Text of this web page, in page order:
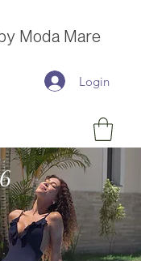
Moda Mare
Login